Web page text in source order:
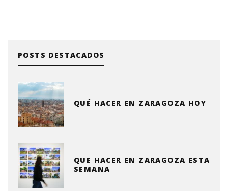
POSTS DESTACADOS
QUÉ HACER EN ZARAGOZA HOY
QUE HACER EN ZARAGOZA ESTA
SEMANA